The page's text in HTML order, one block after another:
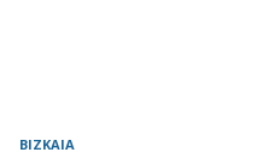
BIZKAIA